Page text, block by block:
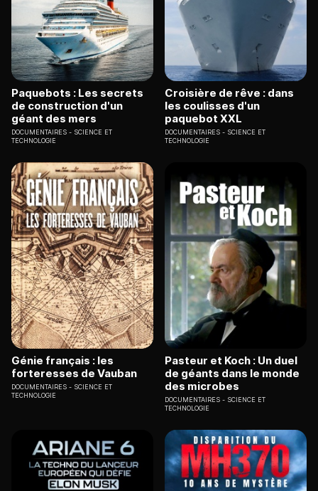
Paquebots : Les secrets
de construction d'un
géant des mers
DOCUMENTAIRES
SCIENCE ET
TECHNOLOGIE
Croisière de rêve : dans
les coulisses d'un
paquebot XXL
DOCUMENTAIRES
SCIENCE ET
TECHNOLOGIE
Génie français : les
forteresses de Vauban
DOCUMENTAIRES
SCIENCE ET
TECHNOLOGIE
Pasteur et Koch : Un duel
de géants dans le monde
des microbes
DOCUMENTAIRES
SCIENCE ET
TECHNOLOGIE